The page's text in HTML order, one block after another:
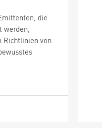
die
Richtlinien von